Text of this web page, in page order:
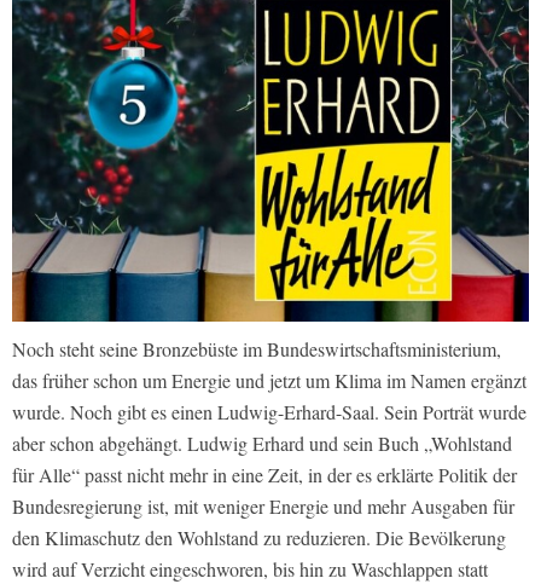
Noch steht seine Bronzebüste im Bundeswirtschaftsministerium,
das früher schon um Energie und jetzt um Klima im Namen ergänzt
wurde. Noch gibt es einen Ludwig-Erhard-Saal. Sein Porträt wurde
aber schon abgehängt. Ludwig Erhard und sein Buch „Wohlstand
für Alle“ passt nicht mehr in eine Zeit, in der es erklärte Politik der
Bundesregierung ist, mit weniger Energie und mehr Ausgaben für
den Klimaschutz den Wohlstand zu reduzieren. Die Bevölkerung
wird auf Verzicht eingeschworen, bis hin zu Waschlappen statt